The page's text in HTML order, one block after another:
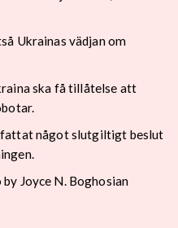
Ukrainas vädjan om
ska få tillåtelse att
fattat något slutgiltigt beslut
Joyce N. Boghosian